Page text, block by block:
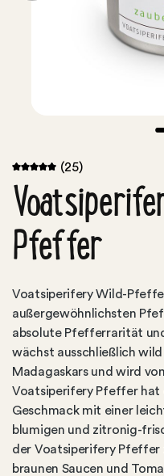
(25)
Pfeffer
Voatsiperifery Wild-
außergewöhnlichsten
absolute Pfefferrarität
wächst ausschließlich
Madagaskars und wird
Voatsiperifery Pfeffer hat
Geschmack mit einer
blumigen und zitronig-
der Voatsiperifery Pfeffer
braunen Saucen und